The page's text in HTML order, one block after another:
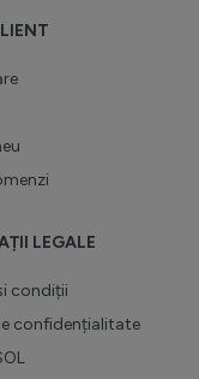
LEGALE
condiții
confidențialitate